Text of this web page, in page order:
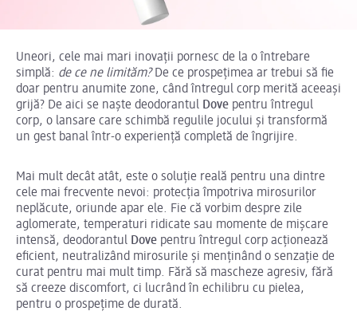
Uneori, cele mai mari inovații pornesc de la o întrebare
simplă: de ce ne limităm?De ce prospețimea ar trebui să fie
doar pentru anumite zone, când întregul corp merită aceeași
grijă? De aici se naște deodorantul Dove pentru întregul
corp, o lansare care schimbă regulile jocului și transformă
un gest banal într-o experiență completă de îngrijire.
Mai mult decât atât, este o soluție reală pentru una dintre
cele mai frecvente nevoi: protecția împotriva mirosurilor
neplăcute, oriunde apar ele. Fie că vorbim despre zile
aglomerate, temperaturi ridicate sau momente de mișcare
intensă, deodorantul Dove pentru întregul corp acționează
eficient, neutralizând mirosurile și menținând o senzație de
curat pentru mai mult timp. Fără să mascheze agresiv, fără
să creeze discomfort, ci lucrând în echilibru cu pielea,
pentru o prospețime de durată.